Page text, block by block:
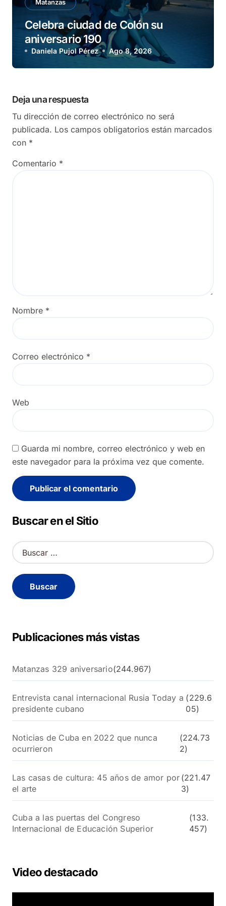
Matanzas
Celebra ciudad de Colón su
aniversario 190
Daniela Pujol Pérez Ago 8, 2026
Deja una respuesta
Tu dirección de correo electrónico no será
publicada. Los campos obligatorios están marcados
con *
Comentario *
Nombre *
Correo electrónico *
Web
Guarda mi nombre, correo electrónico y web en
este navegador para la próxima vez que comente.
Alternative:
Buscar en el Sitio
B
u
c
a
Publicaciones más vistas
Matanzas 329 aniversario(244.967)
Entrevista canal internacional Rusia Today a
presidente cubano
(229.6
05)
Noticias de Cuba en 2022 que nunca
ocurrieron
(224.73
2)
Las casas de cultura: 45 años de amor por
el arte
(221.47
3)
Cuba a las puertas del Congreso
Internacional de Educación Superior
(133.
457)
Video destacado